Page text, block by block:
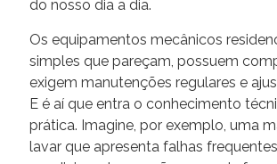
do nosso dia a dia.
Os equipamentos mecânicos
simples que pareçam, possuem
exigem manutenções regulares e
E é aí que entra o conhecimento
prática. Imagine, por exemplo, uma
lavar que apresenta falhas